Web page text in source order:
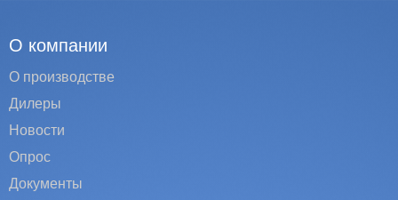
О компании
О производстве
Дилеры
Новости
Опрос
Документы